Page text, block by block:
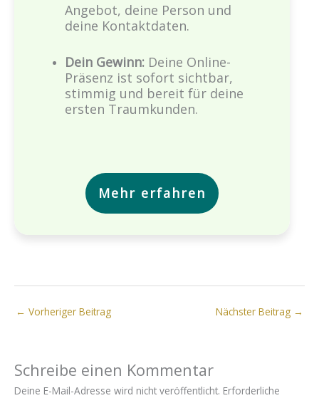
Angebot, deine Person und
deine Kontaktdaten.
Dein Gewinn: Deine Online-
Präsenz ist sofort sichtbar,
stimmig und bereit für deine
ersten Traumkunden.
Mehr erfahren
← Vorheriger Beitrag Nächster Beitrag →
Schreibe einen Kommentar
Deine E-Mail-Adresse wird nicht veröffentlicht. Erforderliche